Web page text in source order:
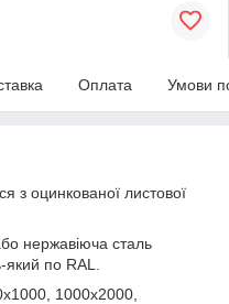
Оплата Умови
з оцинкованої листової
нержавіюча сталь
по RAL.
1000х2000,